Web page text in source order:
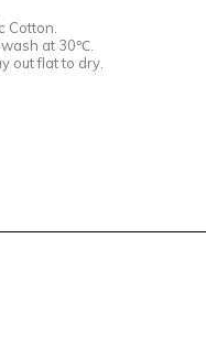
Cotton.
at 30℃.
out flat to dry.